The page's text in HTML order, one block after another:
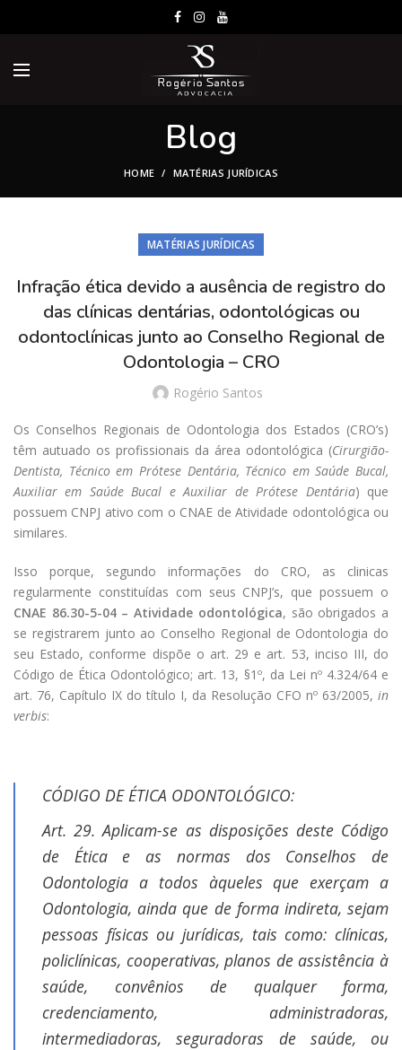
Blog
HOME MATÉRIAS JURÍDICAS
MATÉRIAS JURÍDICAS
Infração ética devido a ausência de registro do
das clínicas dentárias, odontológicas ou
odontoclínicas junto ao Conselho Regional de
Odontologia – CRO
Rogério Santos
Os Conselhos Regionais de Odontologia dos Estados (CRO’s)
têm autuado os profissionais da área odontológica (Cirurgião-
Dentista, Técnico em Prótese Dentária, Técnico em Saúde Bucal,
Auxiliar em Saúde Bucal e Auxiliar de Prótese Dentária) que
possuem CNPJ ativo com o CNAE de Atividade odontológica ou
similares.
Isso porque, segundo informações do CRO, as clinicas
regularmente constituídas com seus CNPJ’s, que possuem o
CNAE 86.30-5-04 – Atividade odontológica, são obrigados a
se registrarem junto ao Conselho Regional de Odontologia do
seu Estado, conforme dispõe o art. 29 e art. 53, inciso III, do
Código de Ética Odontológico; art. 13, §1º, da Lei nº 4.324/64 e
art. 76, Capítulo IX do título I, da Resolução CFO nº 63/2005, in
verbis:
CÓDIGO DE ÉTICA ODONTOLÓGICO:
Art. 29. Aplicam-se as disposições deste Código
de Ética e as normas dos Conselhos de
Odontologia a todos àqueles que exerçam a
Odontologia, ainda que de forma indireta, sejam
pessoas físicas ou jurídicas, tais como: clínicas,
policlínicas, cooperativas, planos de assistência à
saúde, convênios de qualquer forma,
credenciamento, administradoras,
intermediadoras, seguradoras de saúde, ou
Condomínio
em Cuiabá é
condenado
por
interromper
fornecimento